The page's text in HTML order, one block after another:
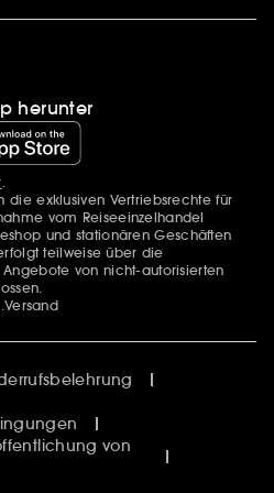
herunter
.
die exklusiven Vertriebsrechte für
vom Reiseeinzelhandel
und stationären Geschäften
teilweise über die
von nicht-autorisierten
von